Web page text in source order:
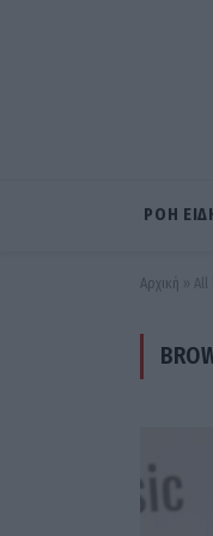
ΡΟΗ
Αρχική » All